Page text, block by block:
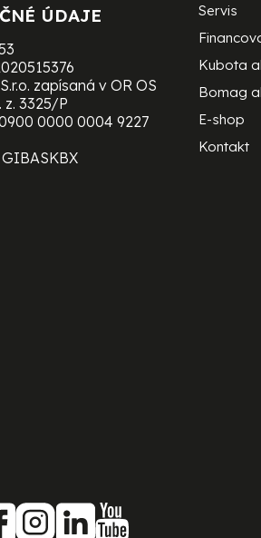
ÚDAJE
zapísaná v OR OS
z. 3325/P
0000 0004 9227
Servis
Kubota
Bomag
E-shop
Kontakt